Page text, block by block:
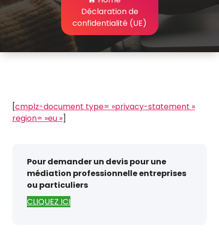
Déclaration de
confidentialité (UE)
[cmplz-document type= »privacy-statement »
region= »eu »]
Pour demander un devis pour une
médiation professionnelle entreprises
ou particuliers
CLIQUEZ ICI